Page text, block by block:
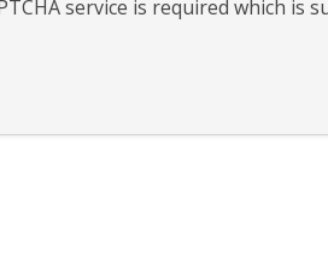
service is required which is